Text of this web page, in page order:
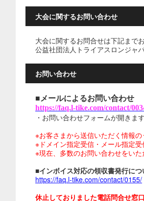
大会に関するお問い合わせ
大会に関するお問合せは下記まで
公益社団法人トライアスロンジャ
お問い合わせ
■メールによるお問い合わせ
https://faq.l-tike.com/contact/
・お問い合わせフォームが開きます
※お客さまから送信いただく情報
※ドメイン指定受信・メール指定
※現在、多数のお問い合わせをい
■インボイス対応の領収書発行につ
https://faq.l-tike.com/contact/0155/
休止しておりました電話問合せ窓